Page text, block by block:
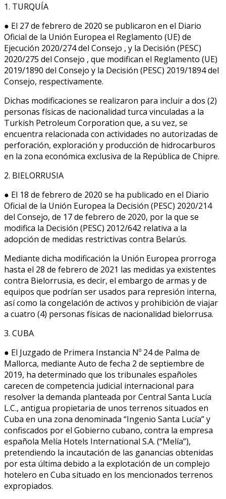
1. TURQUÍA
● El 27 de febrero de 2020 se publicaron en el Diario
Oficial de la Unión Europea el Reglamento (UE) de
Ejecución 2020/274 del Consejo , y la Decisión (PESC)
2020/275 del Consejo , que modifican el Reglamento (UE)
2019/1890 del Consejo y la Decisión (PESC) 2019/1894 del
Consejo, respectivamente.
Dichas modificaciones se realizaron para incluir a dos (2)
personas físicas de nacionalidad turca vinculadas a la
Turkish Petroleum Corporation que, a su vez, se
encuentra relacionada con actividades no autorizadas de
perforación, exploración y producción de hidrocarburos
en la zona económica exclusiva de la República de Chipre.
2. BIELORRUSIA
● El 18 de febrero de 2020 se ha publicado en el Diario
Oficial de la Unión Europea la Decisión (PESC) 2020/214
del Consejo, de 17 de febrero de 2020, por la que se
modifica la Decisión (PESC) 2012/642 relativa a la
adopción de medidas restrictivas contra Belarús.
Mediante dicha modificación la Unión Europea prorroga
hasta el 28 de febrero de 2021 las medidas ya existentes
contra Bielorrusia, es decir, el embargo de armas y de
equipos que podrían ser usados para represión interna,
así como la congelación de activos y prohibición de viajar
a cuatro (4) personas físicas de nacionalidad bielorrusa.
3. CUBA
● El Juzgado de Primera Instancia Nº 24 de Palma de
Mallorca, mediante Auto de fecha 2 de septiembre de
2019, ha determinado que los tribunales españoles
carecen de competencia judicial internacional para
resolver la demanda planteada por Central Santa Lucía
L.C., antigua propietaria de unos terrenos situados en
Cuba en una zona denominada “Ingenio Santa Lucía” y
confiscados por el Gobierno cubano, contra la empresa
española Melía Hotels International S.A. (“Melía”),
pretendiendo la incautación de las ganancias obtenidas
por esta última debido a la explotación de un complejo
hotelero en Cuba situado en los mencionados terrenos
expropiados.